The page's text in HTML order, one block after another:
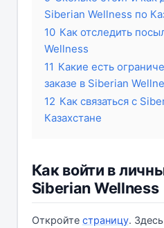
Siberian Wellness по
10 Как отследить
Wellness
11 Какие есть
заказе в Siberian
12 Как связаться с
Казахстане
Как войти в
Siberian Wellness
Откройте страницу.